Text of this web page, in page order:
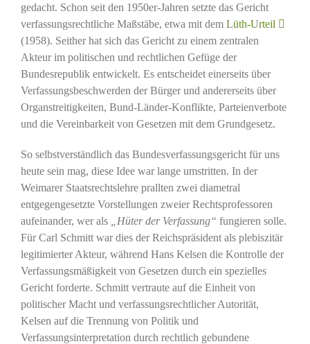
gedacht. Schon seit den 1950er-Jahren setzte das Gericht
verfassungsrechtliche Maßstäbe, etwa mit dem Lüth-Urteil
(1958). Seither hat sich das Gericht zu einem zentralen
Akteur im politischen und rechtlichen Gefüge der
Bundesrepublik entwickelt. Es entscheidet einerseits über
Verfassungsbeschwerden der Bürger und andererseits über
Organstreitigkeiten, Bund-Länder-Konflikte, Parteienverbote
und die Vereinbarkeit von Gesetzen mit dem Grundgesetz.
So selbstverständlich das Bundesverfassungsgericht für uns
heute sein mag, diese Idee war lange umstritten. In der
Weimarer Staatsrechtslehre prallten zwei diametral
entgegengesetzte Vorstellungen zweier Rechtsprofessoren
aufeinander, wer als
„Hüter der Verfassung“ fungieren solle.
Für Carl Schmitt war dies der Reichspräsident als plebiszitär
legitimierter Akteur, während Hans Kelsen die Kontrolle der
Verfassungsmäßigkeit von Gesetzen durch ein spezielles
Gericht forderte. Schmitt vertraute auf die Einheit von
politischer Macht und verfassungsrechtlicher Autorität,
Kelsen auf die Trennung von Politik und
Verfassungsinterpretation durch rechtlich gebundene